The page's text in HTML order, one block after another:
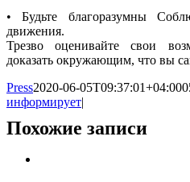
• Будьте благоразумны
движения.
Трезво оценивайте свои
доказать окружающим, что вы
Press2020-06-05T09:37:01+04:00
информирует|
Похожие записи